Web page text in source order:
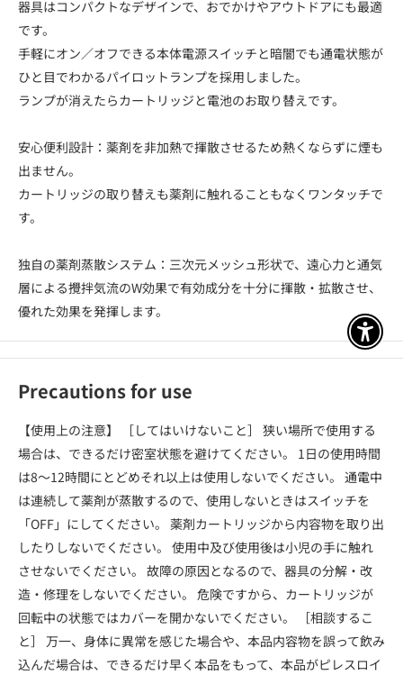
器具はコンパクトなデザインで、おでかけやアウトドアにも最適
です。
手軽にオン／オフできる本体電源スイッチと暗闇でも通電状態が
ひと目でわかるパイロットランプを採用しました。
ランプが消えたらカートリッジと電池のお取り替えです。
安心便利設計：薬剤を非加熱で揮散させるため熱くならずに煙も
出ません。
カートリッジの取り替えも薬剤に触れることもなくワンタッチで
す。
独自の薬剤蒸散システム：三次元メッシュ形状で、遠心力と通気
層による攪拌気流のW効果で有効成分を十分に揮散・拡散させ、
優れた効果を発揮します。
Precautions for use
【使用上の注意】 ［してはいけないこと］ 狭い場所で使用する
場合は、できるだけ密室状態を避けてください。 1日の使用時間
は8～12時間にとどめそれ以上は使用しないでください。 通電中
は連続して薬剤が蒸散するので、使用しないときはスイッチを
「OFF」にしてください。 薬剤カートリッジから内容物を取り出
したりしないでください。 使用中及び使用後は小児の手に触れ
させないでください。 故障の原因となるので、器具の分解・改
造・修理をしないでください。 危険ですから、カートリッジが
回転中の状態ではカバーを開かないでください。 ［相談するこ
と］ 万一、身体に異常を感じた場合や、本品内容物を誤って飲み
込んだ場合は、できるだけ早く本品をもって、本品がピレスロイ
アク